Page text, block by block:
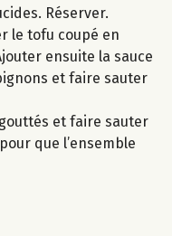
Réserver.
le tofu coupé en
ensuite la sauce
et faire sauter
et faire sauter
que l’ensemble